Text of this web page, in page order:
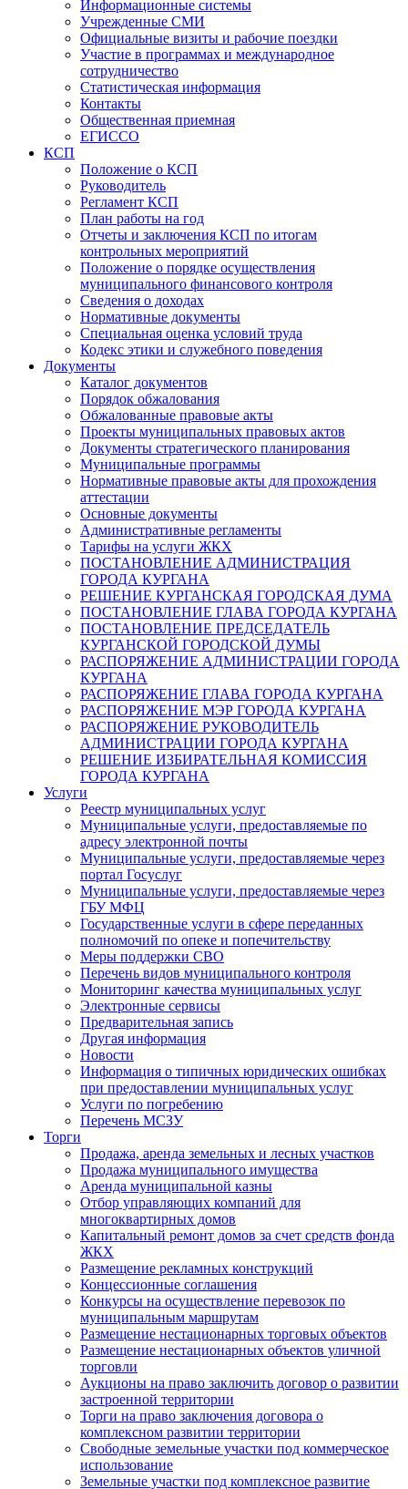
Информационные системы
Учрежденные СМИ
Официальные визиты и рабочие поездки
Участие в программах и международное
сотрудничество
Статистическая информация
Контакты
Общественная приемная
ЕГИССО
КСП
Положение о КСП
Руководитель
Регламент КСП
План работы на год
Отчеты и заключения КСП по итогам
контрольных мероприятий
Положение о порядке осуществления
муниципального финансового контроля
Сведения о доходах
Нормативные документы
Специальная оценка условий труда
Кодекс этики и служебного поведения
Документы
Каталог документов
Порядок обжалования
Обжалованные правовые акты
Проекты муниципальных правовых актов
Документы стратегического планирования
Муниципальные программы
Нормативные правовые акты для прохождения
аттестации
Основные документы
Административные регламенты
Тарифы на услуги ЖКХ
ПОСТАНОВЛЕНИЕ АДМИНИСТРАЦИЯ
ГОРОДА КУРГАНА
РЕШЕНИЕ КУРГАНСКАЯ ГОРОДСКАЯ ДУМА
ПОСТАНОВЛЕНИЕ ГЛАВА ГОРОДА КУРГАНА
ПОСТАНОВЛЕНИЕ ПРЕДСЕДАТЕЛЬ
КУРГАНСКОЙ ГОРОДСКОЙ ДУМЫ
РАСПОРЯЖЕНИЕ АДМИНИСТРАЦИИ ГОРОДА
КУРГАНА
РАСПОРЯЖЕНИЕ ГЛАВА ГОРОДА КУРГАНА
РАСПОРЯЖЕНИЕ МЭР ГОРОДА КУРГАНА
РАСПОРЯЖЕНИЕ РУКОВОДИТЕЛЬ
АДМИНИСТРАЦИИ ГОРОДА КУРГАНА
РЕШЕНИЕ ИЗБИРАТЕЛЬНАЯ КОМИССИЯ
ГОРОДА КУРГАНА
Услуги
Реестр муниципальных услуг
Муниципальные услуги, предоставляемые по
адресу электронной почты
Муниципальные услуги, предоставляемые через
портал Госуслуг
Муниципальные услуги, предоставляемые через
ГБУ МФЦ
Государственные услуги в сфере переданных
полномочий по опеке и попечительству
Меры поддержки СВО
Перечень видов муниципального контроля
Мониторинг качества муниципальных услуг
Электронные сервисы
Предварительная запись
Другая информация
Новости
Информация о типичных юридических ошибках
при предоставлении муниципальных услуг
Услуги по погребению
Перечень МСЗУ
Торги
Продажа, аренда земельных и лесных участков
Продажа муниципального имущества
Аренда муниципальной казны
Отбор управляющих компаний для
многоквартирных домов
Капитальный ремонт домов за счет средств фонда
ЖКХ
Размещение рекламных конструкций
Концессионные соглашения
Конкурсы на осуществление перевозок по
муниципальным маршрутам
Размещение нестационарных торговых объектов
Размещение нестационарных объектов уличной
торговли
Аукционы на право заключить договор о развитии
застроенной территории
Торги на право заключения договора о
комплексном развитии территории
Свободные земельные участки под коммерческое
использование
Земельные участки под комплексное развитие